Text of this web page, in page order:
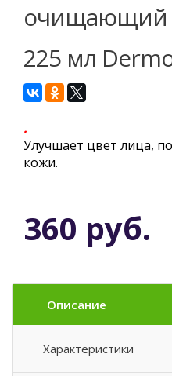
очищающий
225 мл
.
Улучшает цвет лица,
кожи.
360 руб.
Описание
Характеристики